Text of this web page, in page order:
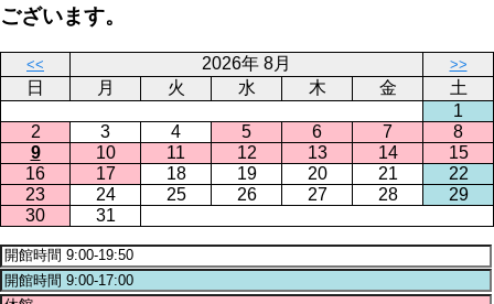
ございます。
<< 2026年 8月 >>
日 月 火 水 木 金
土
1
2
3 4 5 6 7
8
9
10 11 12 13 14
15
16
17 18 19 20 21
22
23
24 25 26 27 28
29
30
31